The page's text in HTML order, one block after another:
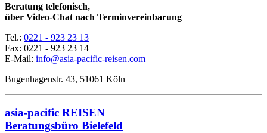
Beratung telefonisch,
über Video-Chat nach Terminvereinbarung
Tel.: 0221 - 923 23 13
Fax: 0221 - 923 23 14
E-Mail: info@asia-pacific-reisen.com
Bugenhagenstr. 43, 51061 Köln
asia-pacific REISEN
Beratungsbüro Bielefeld